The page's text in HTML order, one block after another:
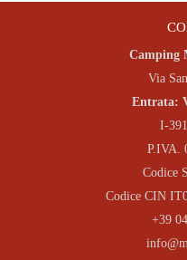
Camping
Via
Entrata:
I-
P.IVA.
Codice
Codice CIN
+39